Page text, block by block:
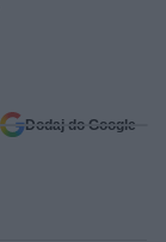
Dodaj do Google